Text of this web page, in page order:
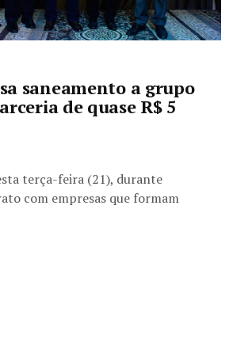
saneamento a grupo
de quase R$ 5
terça-feira (21), durante
com empresas que formam